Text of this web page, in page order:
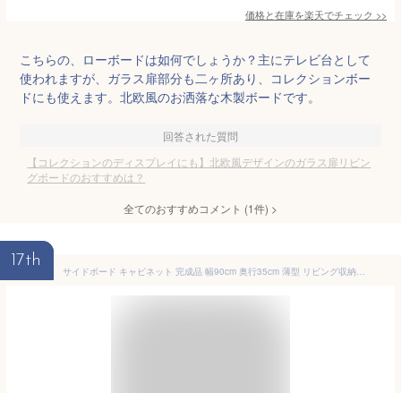
価格と在庫を楽天でチェック >>
こちらの、ローボードは如何でしょうか？主にテレビ台として
使われますが、ガラス扉部分も二ヶ所あり、コレクションボー
ドにも使えます。北欧風のお洒落な木製ボードです。
回答された質問
【コレクションのディスプレイにも】北欧風デザインのガラス扉リビン
グボードのおすすめは？
全てのおすすめコメント (1件) >
17th
サイドボード キャビネット 完成品 幅90cm 奥行35cm 薄型 リビング収納 リビングボード 飾り棚 木製 和モダン ガラス扉 開戸 引き出し 日本製 大川家具